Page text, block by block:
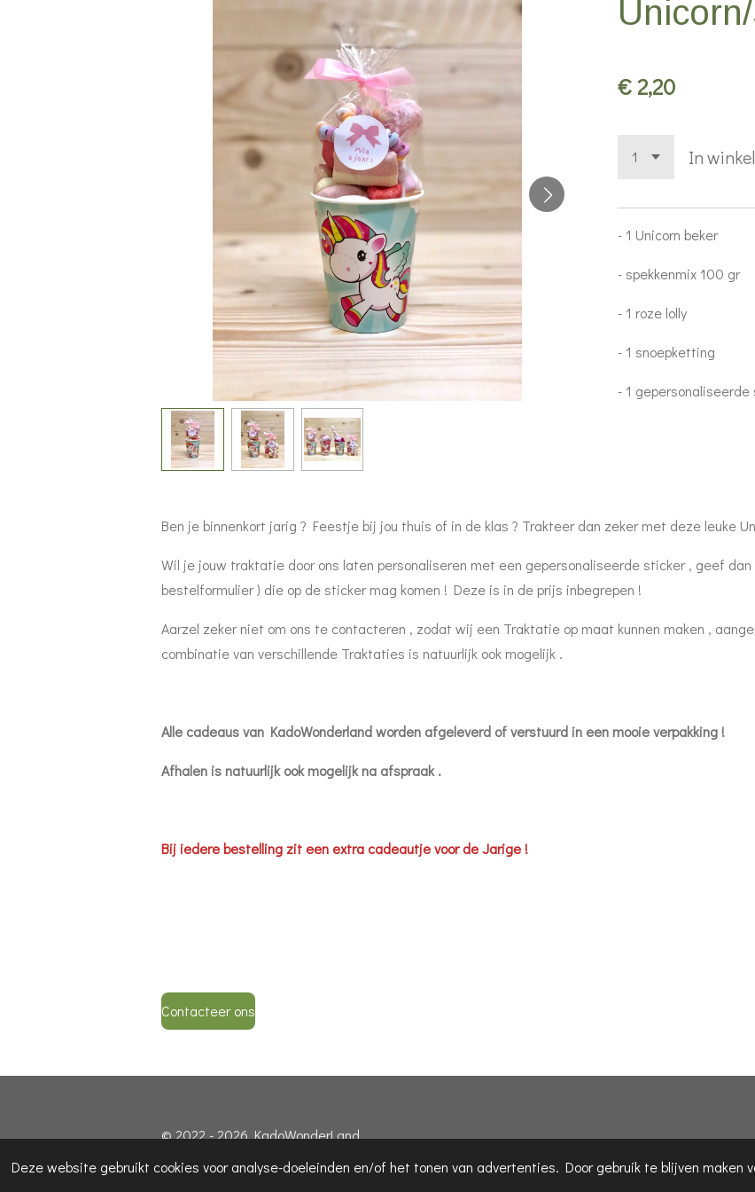
Deze website gebruikt cookies voor analyse-doeleinden en/of het tonen van advertenties. Door gebruik te blijven maken
€ 2,20
In
- 1 Unicorn beker
- spekkenmix 100 gr
- 1 roze lolly
- 1 snoepketting
- 1
Ben je binnenkort jarig ? Feestje bij jou thuis of in de klas ? Trakteer dan zeker met deze leuke
Wil je jouw traktatie door ons laten personaliseren met een gepersonaliseerde sticker , geef
bestelformulier ) die op de sticker mag komen ! Deze is in de prijs inbegrepen !
Aarzel zeker niet om ons te contacteren , zodat wij een Traktatie op maat kunnen maken ,
combinatie van verschillende Traktaties is natuurlijk ook mogelijk .
Alle cadeaus van KadoWonderland worden afgeleverd of verstuurd in een mooie verpakking !
Afhalen is natuurlijk ook mogelijk na afspraak .
Bij iedere bestelling zit een extra cadeautje voor de Jarige !
Contacteer ons
© 2022 - 2026 KadoWonderLand